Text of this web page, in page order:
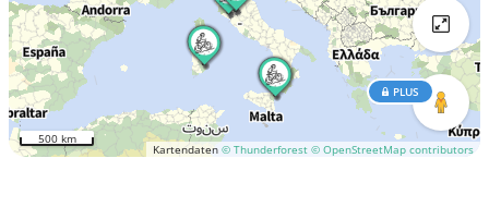
Kartendaten © Thunderforest © OpenStreetMap contributors
PLUS
500 km